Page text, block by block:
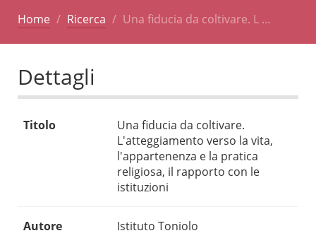
Home Ricerca Una fiducia da coltivare. L …
Dettagli
Titolo
Una fiducia da coltivare.
L'atteggiamento verso la vita,
l'appartenenza e la pratica
religiosa, il rapporto con le
istituzioni
Autore Istituto Toniolo